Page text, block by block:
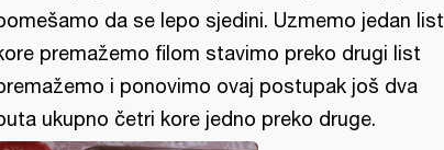
da se lepo sjedini. Uzmemo jedan list
premažemo filom stavimo preko drugi list
i ponovimo ovaj postupak još dva
ukupno četri kore jedno preko druge.